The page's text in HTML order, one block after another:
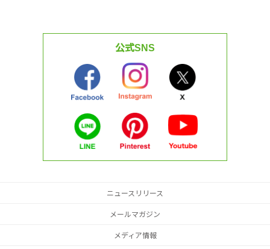
公式SNS
ニュースリリース
メールマガジン
メディア情報